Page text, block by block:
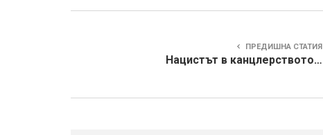
ПРЕДИШНА СТАТИЯ
Нацистът в канцлерството…